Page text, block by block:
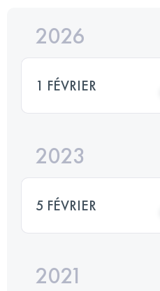
2026
1 FÉVRIER
2023
5 FÉVRIER
2021